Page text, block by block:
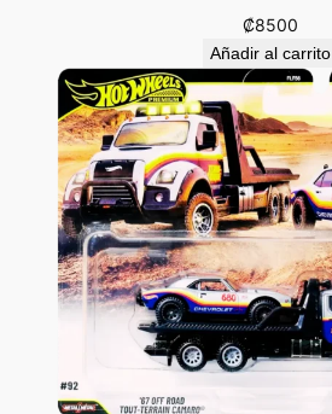
₡8500
Añadir al carrito